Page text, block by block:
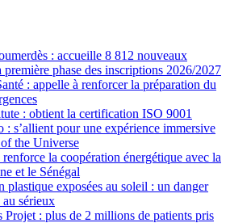
: accueille 8 812 nouveaux
première phase des inscriptions 2026/2027
: appelle à renforcer la préparation du
: obtient la certification ISO 9001
s’allient pour une expérience immersive
the Universe
la coopération énergétique avec la
et le Sénégal
plastique exposées au soleil : un danger
au sérieux
Projet : plus de 2 millions de patients pris